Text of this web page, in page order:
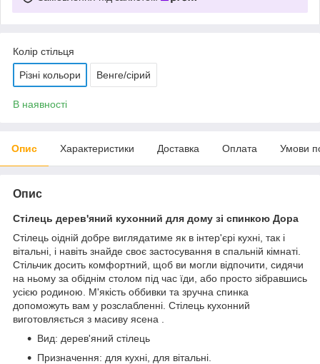
Колір стільця
Різні кольори Венге/сірий
В наявності
Опис Характеристики Доставка Оплата Умови
Опис
Стілець дерев'яний кухонний для дому зі спинкою Дора
Стілець оідній добре виглядатиме як в інтер'єрі кухні, так і
вітальні, і навіть знайде своє застосування в спальній кімнаті.
Стільчик досить комфортний, щоб ви могли відпочити, сидячи
на ньому за обіднім столом під час їди, або просто зібравшись
усією родиною. М'якість оббивки та зручна спинка
допоможуть вам у розслабленні. Стілець кухонний
виготовляється з масиву ясена .
Вид: дерев'яний стілець
Призначення: для кухні, для вітальні.